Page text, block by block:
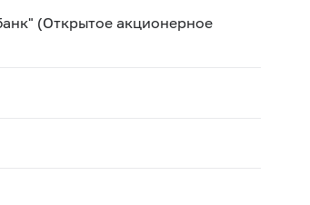
(Открытое акционерное